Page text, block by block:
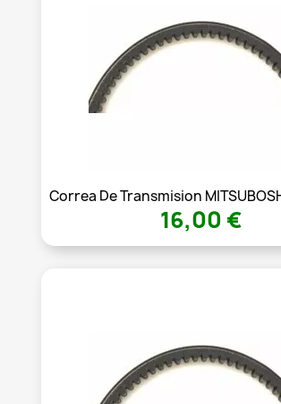
Correa De Transmision
16,00 €